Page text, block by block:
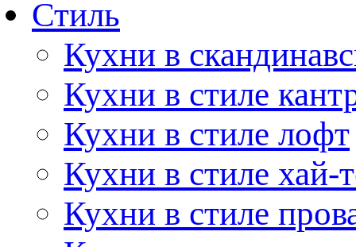
Стиль
Кухни в
Кухни в стиле
Кухни в стиле лофт
Кухни в стиле хай-
Кухни в стиле